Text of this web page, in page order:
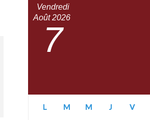
Vendredi
Août 2026
7
L M M J V